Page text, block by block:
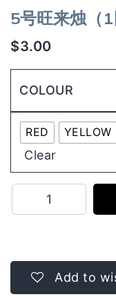
5号旺来烛（1
$3.00
COLOUR
RED YELLOW
Clear
号
（1
Add to